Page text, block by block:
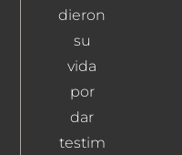
dieron
su
vida
por
dar
testim